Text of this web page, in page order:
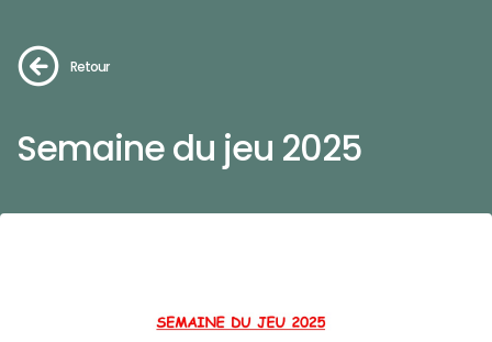
Retour
Semaine du jeu 2025